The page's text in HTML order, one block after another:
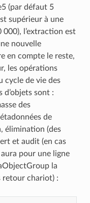
(par défaut 5
supérieur à une
l’extraction est
nouvelle
en compte le reste,
les opérations
cycle de vie des
d’objets sont :
des
de
élimination (des
et audit (en cas
pour une ligne
la
retour chariot) :